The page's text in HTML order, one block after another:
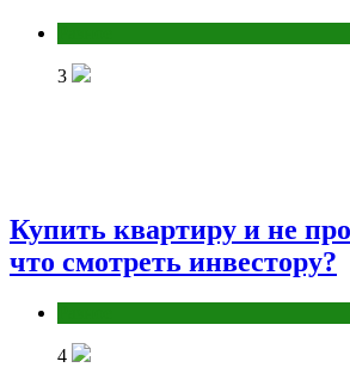
3
Купить квартиру и не
что смотреть инвестору?
4